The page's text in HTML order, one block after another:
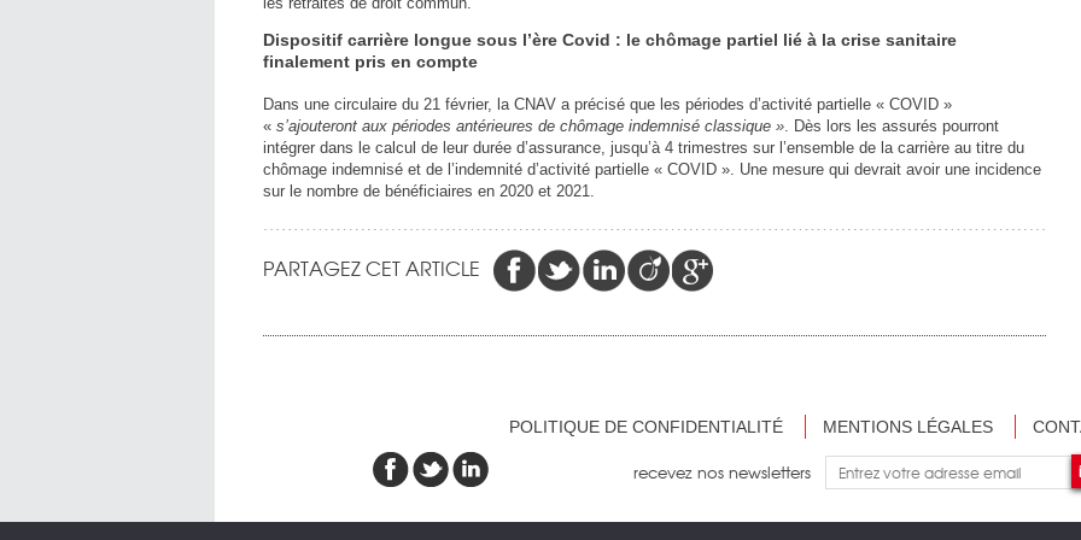
Dispositif carrière longue sous l’ère Covid : le chômage partiel lié à la crise sanitaire
finalement pris en compte
Dans une circulaire du 21 février, la CNAV a précisé que les périodes d’activité partielle « COVID »
« s’ajouteront aux périodes antérieures de chômage indemnisé classique » . Dès lors les assurés pourront
intégrer dans le calcul de leur durée d’assurance, jusqu’à 4 trimestres sur l’ensemble de la carrière au titre du
chômage indemnisé et de l’indemnité d’activité partielle « COVID ». Une mesure qui devrait avoir une incidence
sur le nombre de bénéficiaires en 2020 et 2021.
PARTAGEZ CET ARTICLE
POLITIQUE DE CONFIDENTIALITÉ MENTIONS LÉGALES
recevez nos newsletters